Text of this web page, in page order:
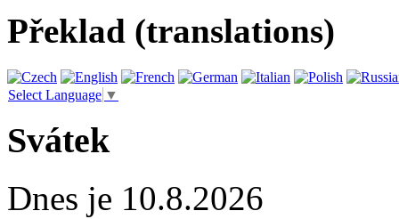
Překlad (translations)
Select Language ▼
Svátek
Dnes je 10.8.2026